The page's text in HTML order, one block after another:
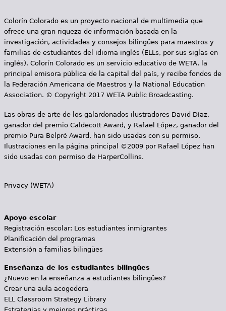
Más recursos
s
t
á
a
q
u
í
Colorín Colorado es un proyecto nacional de multimedia que
ofrece una gran riqueza de información basada en la
investigación, actividades y consejos bilingües para maestros y
familias de estudiantes del idioma inglés (ELLs, por sus siglas en
inglés). Colorín Colorado es un servicio educativo de WETA, la
principal emisora pública de la capital del país, y recibe fondos de
la Federación Americana de Maestros y la National Education
Association. © Copyright 2017 WETA Public Broadcasting.
Las obras de arte de los galardonados ilustradores David Díaz,
ganador del premio Caldecott Award, y Rafael López, ganador del
premio Pura Belpré Award, han sido usadas con su permiso.
Ilustraciones en la página principal ©2009 por Rafael López han
sido usadas con permiso de HarperCollins.
Privacy (WETA)
Apoyo escolar
Registración escolar: Los estudiantes inmigrantes
Planificación del programas
Extensión a familias bilingües
Enseñanza de los estudiantes bilingües
¿Nuevo en la enseñanza a estudiantes bilingües?
Crear una aula acogedora
ELL Classroom Strategy Library